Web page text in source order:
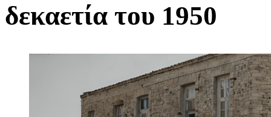
δεκαετία του 1950